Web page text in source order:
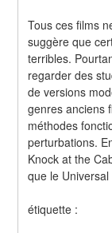
Tous ces films
suggère que
terribles.
regarder des
de versions
genres anciens
méthodes
perturbations.
Knock at the
que le
étiquette :